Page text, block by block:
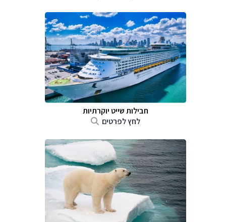
חבילות שייט יוקרתיות
לחץ לפרטים